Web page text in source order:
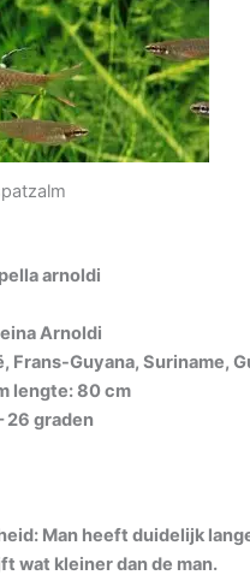
arnoldi
Arnoldi
Frans-Guyana, Suriname,
lengte: 80 cm
26 graden
Man heeft duidelijk
wat kleiner dan de man.